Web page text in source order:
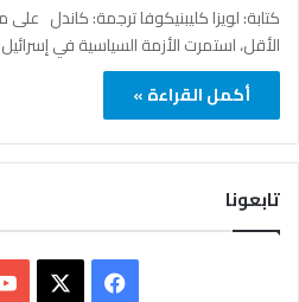
كتابة: لويزا كليبنيكوفا ترجمة: كاندل
الأقل، استمرت الأزمة السياسية في
أكمل القراءة »
تابعونا